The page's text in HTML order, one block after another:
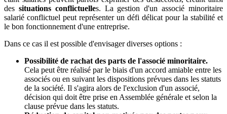
des situations conflictuelles. La gestion d'un associé minoritaire
salarié conflictuel peut représenter un défi délicat pour la stabilité et
le bon fonctionnement d'une entreprise.
Dans ce cas il est possible d'envisager diverses options :
Possibilité de rachat des parts de l'associé minoritaire.
Cela peut être réalisé par le biais d'un accord amiable entre les
associés ou en suivant les dispositions prévues dans les statuts
de la société. Il s'agira alors de l'exclusion d'un associé,
décision qui doit être prise en Assemblée générale et selon la
clause prévue dans les statuts.